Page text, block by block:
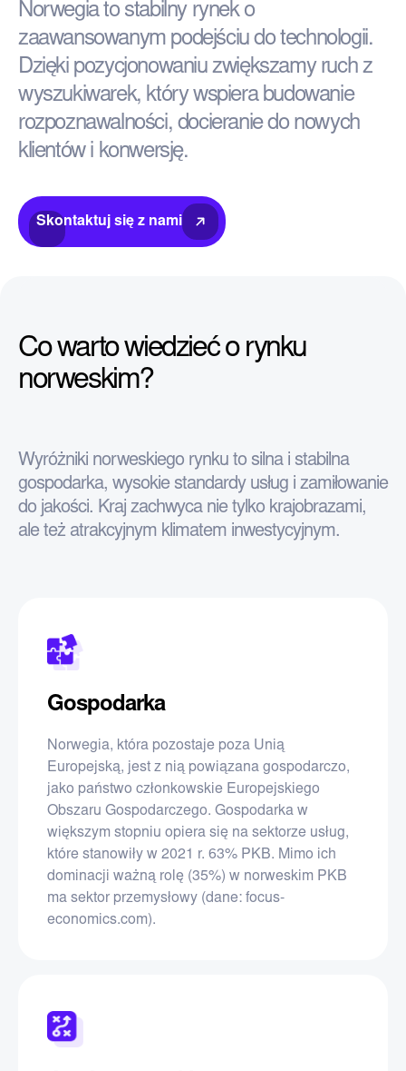
Norwegia to stabilny rynek o
zaawansowanym podejściu do technologii.
Dzięki pozycjonowaniu zwiększamy ruch z
wyszukiwarek, który wspiera budowanie
rozpoznawalności, docieranie do nowych
klientów i konwersję.
Skontaktuj się z nami
Co warto wiedzieć o rynku
norweskim?
Wyróżniki norweskiego rynku to silna i stabilna
gospodarka, wysokie standardy usług i zamiłowanie
do jakości. Kraj zachwyca nie tylko krajobrazami,
ale też atrakcyjnym klimatem inwestycyjnym.
Gospodarka
Norwegia, która pozostaje poza Unią
Europejską, jest z nią powiązana gospodarczo,
jako państwo członkowskie Europejskiego
Obszaru Gospodarczego. Gospodarka w
większym stopniu opiera się na sektorze usług,
które stanowiły w 2021 r. 63% PKB. Mimo ich
dominacji ważną rolę (35%) w norweskim PKB
ma sektor przemysłowy (dane: focus-
economics.com).